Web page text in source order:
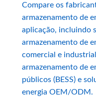
Compare os
armazenamento de
aplicação, incluindo
armazenamento de
comercial e
armazenamento de
públicos (BESS) e
energia OEM/ODM.